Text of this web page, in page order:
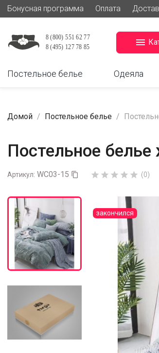
Бонусная программа Оплата

Постельное белье Одеяла
Домой Постельное белье
Постельное
Артикул: WC03-15       (0)
закончился